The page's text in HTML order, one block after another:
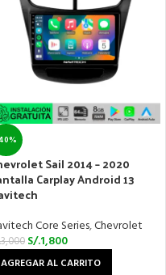
Sail 2014 – 2020
Carplay Android 13
Core Series,Chevrolet
3,000 S/.1,800
AGREGAR AL CARRITO